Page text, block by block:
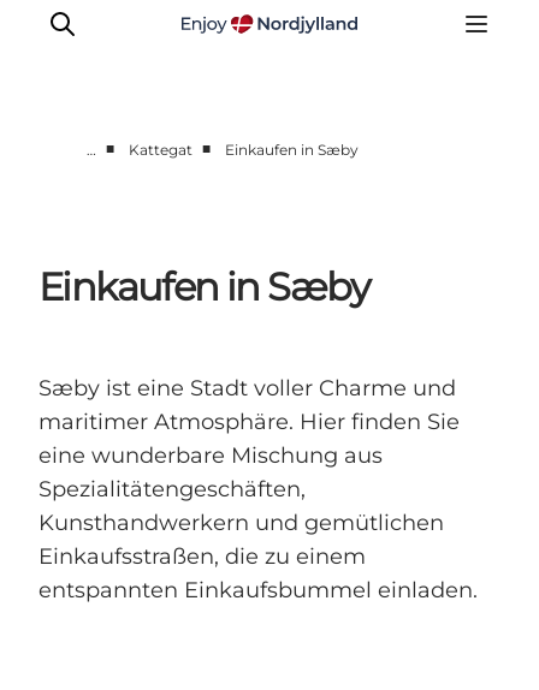
Kattegat
Aalborg
… ■ Kattegat ■ Einkaufen in Sæby
Einkaufen in Sæby
Sæby ist eine Stadt voller Charme und
maritimer Atmosphäre. Hier finden Sie
eine wunderbare Mischung aus
Spezialitätengeschäften,
Kunsthandwerkern und gemütlichen
Einkaufsstraßen, die zu einem
entspannten Einkaufsbummel einladen.